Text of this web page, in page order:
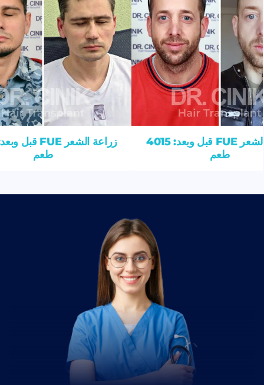
زراعة الشعر FUE قبل وبعد: 4015
طعم
طعم